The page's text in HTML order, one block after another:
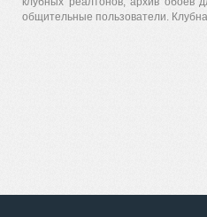
общительные пользователи.